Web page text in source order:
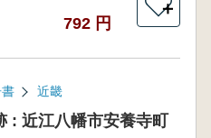
792 円
＋
近畿
: 近江八幡市安養寺町